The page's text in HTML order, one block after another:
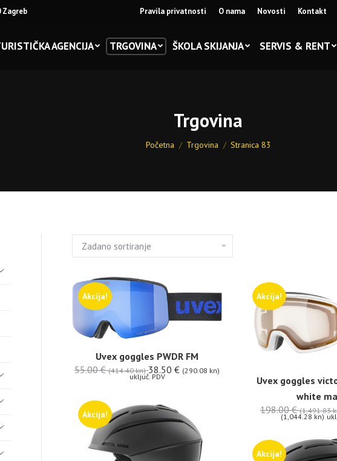
Zagreb Pravila privatnosti O nama Novosti Kontakt
AGENCIJA TRGOVINA ŠKOLA SKIJANJA SERVIS & RENT
Trgovina
You are here:
Početna Trgovina Stranica 83
Akcija!
Uvex goggles PWDR FM
55.00€ (414.40 kn) 38.50 € (290.08 kn)
uključ. PDV
Akcija!
Uvex goggles
white
198.00€ (1,491.83
(1,044.28 kn)
Akcija!
Akcija!